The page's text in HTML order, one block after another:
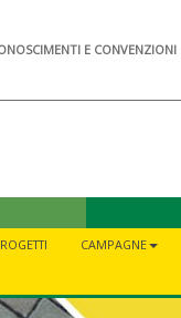
E CONVENZIONI
CAMPAGNE